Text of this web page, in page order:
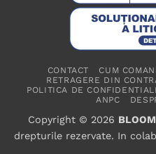
CONTACT CUM
RETRAGERE DIN
POLITICA DE
ANPC
Copyright © 2026
drepturile rezervate. In